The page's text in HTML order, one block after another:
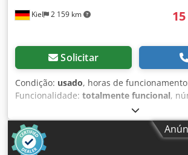
Kiel 2 159 km
Solicitar
Condição: usado, horas de
Funcionalidade: totalmente funcional,
, Oferecemos à
compressor industrial da marca Atlas
equipamento é usado, foi regularmente
pessoal especializado e está pronto para